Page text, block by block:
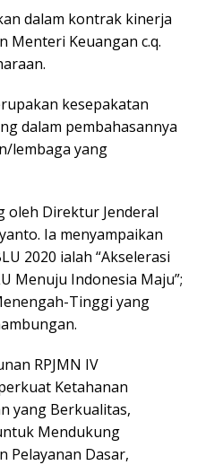
dalam kontrak kinerja
Menteri Keuangan c.q.
kesepakatan
dalam pembahasannya
lembaga yang
oleh Direktur Jenderal
Ia menyampaikan
2020 ialah “Akselerasi
Menuju Indonesia Maju”;
Tinggi yang
RPJMN IV
Ketahanan
yang Berkualitas,
Mendukung
Pelayanan Dasar,